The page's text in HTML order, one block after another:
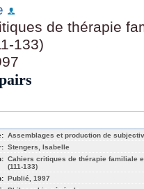
de thérapie
133)
Assemblages et production de
Stengers, Isabelle
Cahiers critiques de thérapie familiale
(111-133)
Publié, 1997